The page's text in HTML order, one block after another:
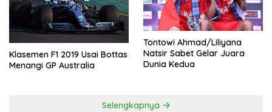
Klasemen F1 2019 Usai Bottas
Menangi GP Australia
Tontowi Ahmad/Liliyana
Natsir Sabet Gelar Juara
Dunia Kedua
Selengkapnya